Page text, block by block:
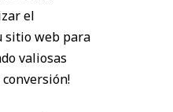
el
sitio web para
valiosas